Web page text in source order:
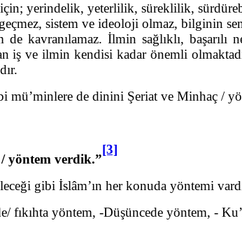
yerindelik, yeterlilik, süreklilik,
sistem ve ideoloji olmaz, bilginin
kavranılamaz. İlmin sağlıklı, başarılı
iş ve ilmin kendisi kadar önemli
mü’minlere de dinini Şeriat ve Minhaç /
yöntem verdik.”
[3]
gibi İslâm’ın her konuda yöntemi
fıkıhta yöntem, -Düşüncede yöntem, -